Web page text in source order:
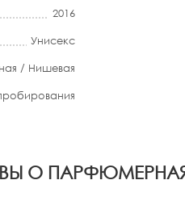
2016
Унисекс
/ Нишевая
О ПАРФЮМЕРНАЯ